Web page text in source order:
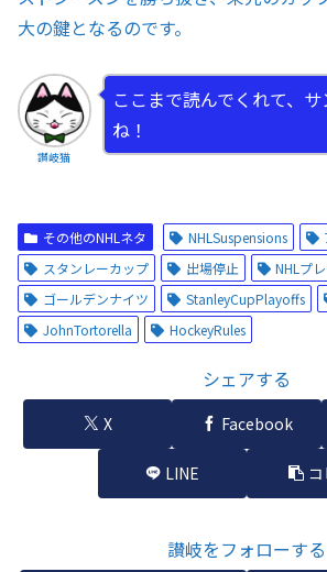
大の鍵となるのです。
讃岐猫
ここまで読んでくれて、
ね！
その他のNHLネタ NHLSuspensions
スタンレーカップ
出場停止
NHLプ
ゴールデンナイツ
StanleyCupPlayoffs
JohnTortorella
HockeyRules
シェアする
X Facebook
LINE
讃岐をフォローする